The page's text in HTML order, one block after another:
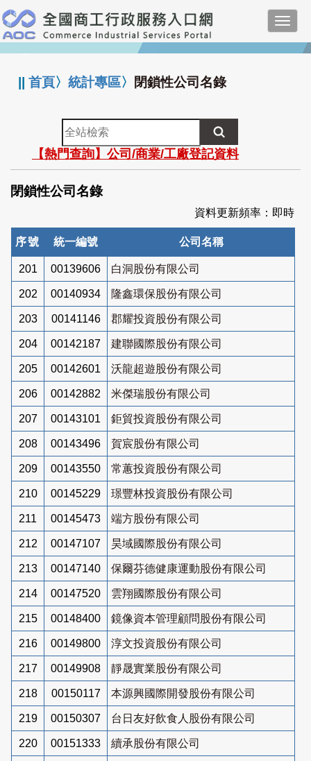
跳
到
主
要
:::
||首頁〉統計專區〉 閉鎖性公司名錄
全
站
檢
索
【熱門查詢】公司/商業/工廠登記資料
閉鎖性公司名錄
資料更新頻率：即時
序號 統一編號 公司名稱
201 00139606 白洞股份有限公司
202 00140934 隆鑫環保股份有限公司
203 00141146 郡耀投資股份有限公司
204 00142187 建聯國際股份有限公司
205 00142601 沃龍超遊股份有限公司
206 00142882 米傑瑞股份有限公司
207 00143101 鉅貿投資股份有限公司
208 00143496 賀宸股份有限公司
209 00143550 常蕙投資股份有限公司
210 00145229 璟豐林投資股份有限公司
211 00145473 端方股份有限公司
212 00147107 昊域國際股份有限公司
213 00147140 保爾芬德健康運動股份有限公司
214 00147520 雲翔國際股份有限公司
215 00148400 鏡像資本管理顧問股份有限公司
216 00149800 淳文投資股份有限公司
217 00149908 靜晟實業股份有限公司
218 00150117 本源興國際開發股份有限公司
219 00150307 台日友好飲食人股份有限公司
220 00151333 續承股份有限公司